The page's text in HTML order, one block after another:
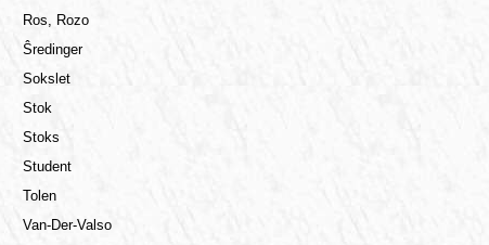
Ros, Rozo
Ŝredinger
Sokslet
Stok
Stoks
Student
Tolen
Van-Der-Valso